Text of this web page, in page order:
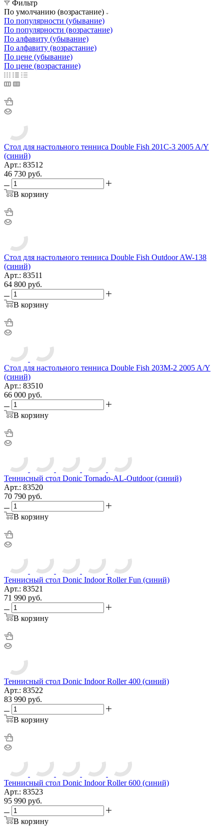
Фильтр
По умолчанию (возрастание)
По популярности (убывание)
По популярности (возрастание)
По алфавиту (убывание)
По алфавиту (возрастание)
По цене (убывание)
По цене (возрастание)
Стол для настольного тенниса Double Fish 201C-3 2005 A/Y
(синий)
Арт.: 83512
46 730 руб.
В корзину
Стол для настольного тенниса Double Fish Outdoor AW-138
(синий)
Арт.: 83511
64 800 руб.
В корзину
Стол для настольного тенниса Double Fish 203M-2 2005 A/Y
(синий)
Арт.: 83510
66 000 руб.
В корзину
Теннисный стол Donic Tornado-AL-Outdoor (синий)
Арт.: 83520
70 790 руб.
В корзину
Теннисный стол Donic Indoor Roller Fun (синий)
Арт.: 83521
71 990 руб.
В корзину
Теннисный стол Donic Indoor Roller 400 (синий)
Арт.: 83522
83 990 руб.
В корзину
Теннисный стол Donic Indoor Roller 600 (синий)
Арт.: 83523
95 990 руб.
В корзину